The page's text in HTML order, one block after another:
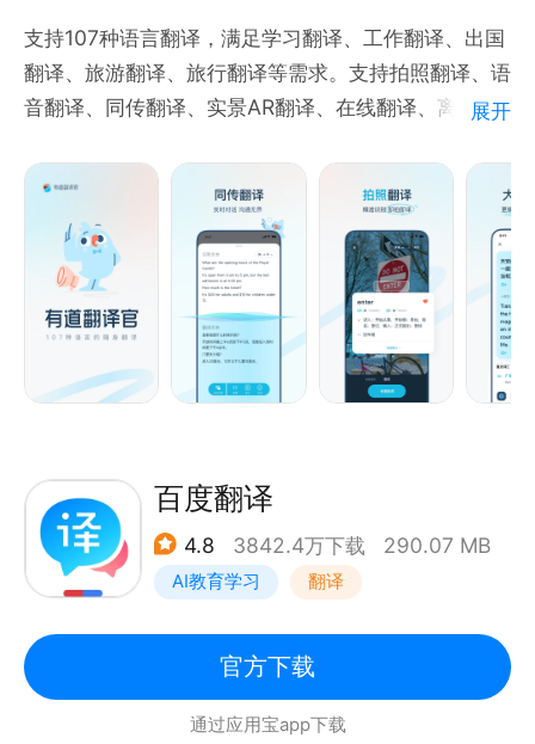
支持107种语言翻译，满足学习翻译、工作翻译、出国
翻译、旅游翻译、旅行翻译等需求。支持拍照翻译、语
音翻译、同传翻译、实景AR翻译、在线翻译、离线翻
网络翻译引擎技术YNMT，相比传统的机器翻译，翻译
准确率显著提升，翻译更准确。学英语用网易有道词
典，翻译就用有道翻译官。
【翻译功能】
翻译语种：支持英语、日语、韩语、法语、俄语、西班
牙语等107种语言翻译，覆盖186个国家，英语翻译、
出国翻译、旅行翻译、旅游购物都不用担心。
法语、西班牙语、葡萄牙语、越南语等。
AR翻译：实景AR翻译，无需拍照，摄像头扫描即可实
时翻译。
同传翻译：流式语音识别，随说随译。
一拍即译，无需手动输入便可快速翻译英语、日语等多
种语言，满足出国翻译、旅行翻译、旅游购物翻译、英
语学习翻译等需求。
展开
百度翻译
4.8 3842.4万下载 290.07 MB
AI教育学习 翻译
官方下载
通过应用宝app下载